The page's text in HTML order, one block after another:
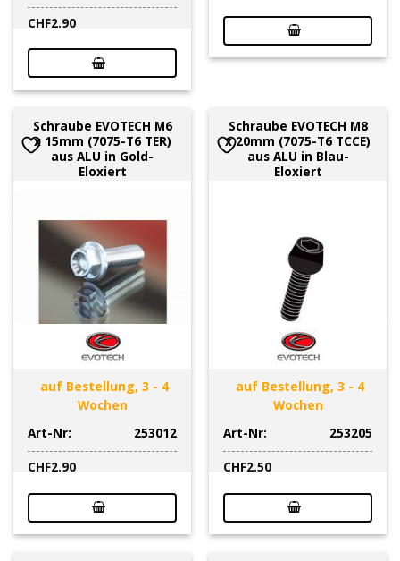
CHF2.90
Schraube EVOTECH M6
x 15mm (7075-T6 TER)
aus ALU in Gold-
Eloxiert
auf Bestellung, 3 - 4
Wochen
Art-Nr:
253012
CHF2.90
Schraube EVOTECH M8
x 20mm (7075-T6 TCCE)
aus ALU in Blau-
Eloxiert
auf Bestellung, 3 - 4
Wochen
Art-Nr:
253205
CHF2.50